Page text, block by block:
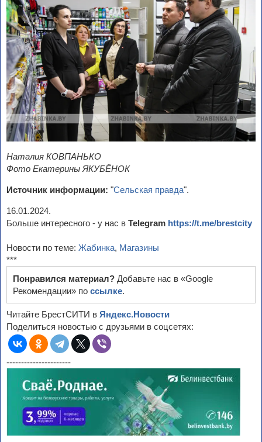
Наталия КОВПАНЬКО
Фото Екатерины ЯКУБЁНОК
Источник информации: "Сельская правда".
16.01.2024.
Больше интересного - у нас в Telegram https://t.me/brestcity
Новости по теме: Жабинка, Магазины
***
Понравился материал? Добавьте нас в «Google
Рекомендации» по ссылке.
Читайте БрестСИТИ в Яндекс.Новости
Поделиться новостью с друзьями в соцсетях:
----------------------